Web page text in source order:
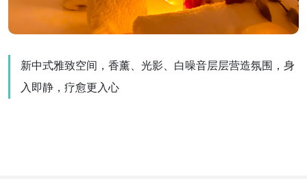
新中式雅致空间，香薰、光影、白噪音层层营造氛围，身
入即静，疗愈更入心